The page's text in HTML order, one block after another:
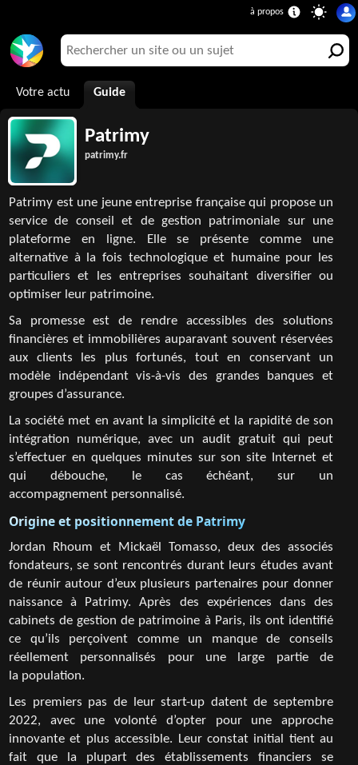
Votre actu Guide
Patrimy
patrimy.fr
Patrimy est une jeune entreprise française qui propose un
service de conseil et de gestion patrimoniale sur une
plateforme en ligne. Elle se présente comme une
alternative à la fois technologique et humaine pour les
particuliers et les entreprises souhaitant diversifier ou
optimiser leur patrimoine.
Sa promesse est de rendre accessibles des solutions
financières et immobilières auparavant souvent réservées
aux clients les plus fortunés, tout en conservant un
modèle indépendant vis-à-vis des grandes banques et
groupes d’assurance.
La société met en avant la simplicité et la rapidité de son
intégration numérique, avec un audit gratuit qui peut
s’effectuer en quelques minutes sur son site Internet et
qui débouche, le cas échéant, sur un
accompagnement personnalisé.
Origine et positionnement de Patrimy
Jordan Rhoum et Mickaël Tomasso, deux des associés
fondateurs, se sont rencontrés durant leurs études avant
de réunir autour d’eux plusieurs partenaires pour donner
naissance à Patrimy. Après des expériences dans des
cabinets de gestion de patrimoine à Paris, ils ont identifié
ce qu’ils perçoivent comme un manque de conseils
réellement personnalisés pour une large partie de
la population.
Les premiers pas de leur start-up datent de septembre
2022, avec une volonté d’opter pour une approche
innovante et plus accessible. Leur constat initial tient au
fait que la plupart des établissements financiers se